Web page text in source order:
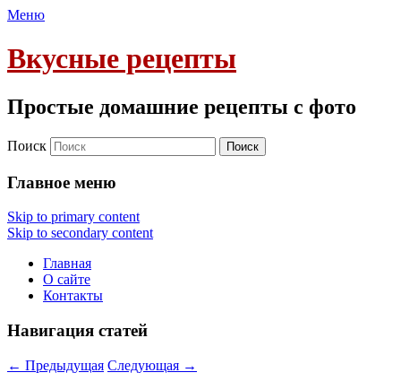
Меню
Вкусные рецепты
Простые домашние рецепты с фото
Поиск
Главное меню
Skip to primary content
Skip to secondary content
Главная
О сайте
Контакты
Навигация статей
← Предыдущая Следующая →